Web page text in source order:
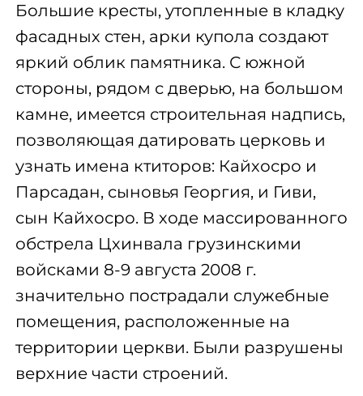
Большие кресты, утопленные в кладку
фасадных стен, арки купола создают
яркий облик памятника. С южной
стороны, рядом с дверью, на большом
камне, имеется строительная надпись,
позволяющая датировать церковь и
узнать имена ктиторов: Кайхосро и
Парсадан, сыновья Георгия, и Гиви,
сын Кайхосро. В ходе массированного
обстрела Цхинвала грузинскими
войсками 8-9 августа 2008 г.
значительно пострадали служебные
помещения, расположенные на
территории церкви. Были разрушены
верхние части строений.